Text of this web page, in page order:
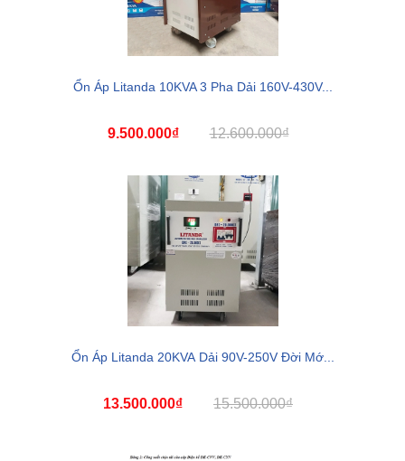
Ổn Áp Litanda 10KVA 3 Pha Dải 160V-430V...
9.500.000₫ 12.600.000₫
Ổn Áp Litanda 20KVA Dải 90V-250V Đời Mớ...
13.500.000₫ 15.500.000₫